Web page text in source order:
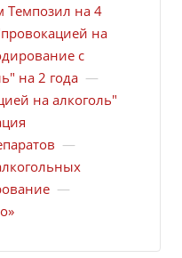
Темпозил на 4
на
с
на 2 года —
на алкоголь"
—
—